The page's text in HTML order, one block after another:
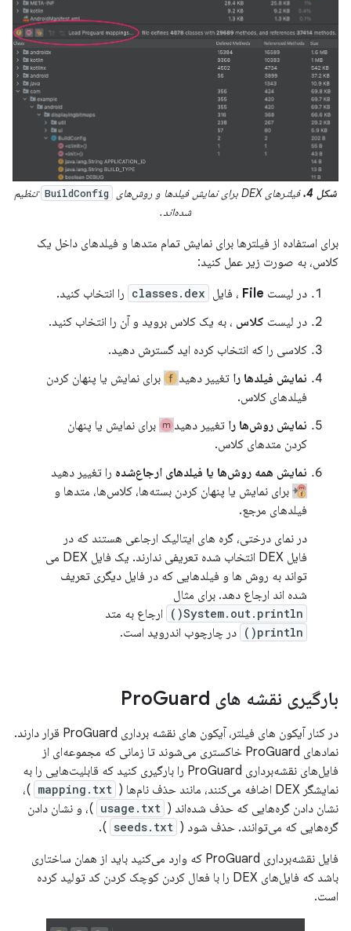
شکل 4. فیلترهای DEX برای نمایش فیلدها و روش‌های BuildConfig تنظیم
شده‌اند.
برای استفاده از فیلترها برای نمایش تمام متدها و فیلدهای داخل یک
کلاس، به صورت زیر عمل کنید:
در لیست File ، فایل classes.dex را انتخاب کنید.
در لیست کلاس ، به یک کلاس بروید و آن را انتخاب کنید.
کلاسی را که انتخاب کرده اید گسترش دهید.
نمایش فیلدها را تغییر دهید
برای نمایش یا پنهان کردن
فیلدهای کلاس.
نمایش روش‌ها را تغییر دهید
برای نمایش یا پنهان
کردن متدهای کلاس.
نمایش همه روش‌ها یا فیلدهای ارجاع‌شده را تغییر دهید
برای نمایش یا پنهان کردن بسته‌ها، کلاس‌ها، متدها و
فیلدهای مرجع.
در نمای درختی، گره های ایتالیک ارجاعی هستند که در
فایل DEX انتخاب شده تعریفی ندارند. یک فایل DEX می
تواند به روش ها و فیلدهایی که در فایل دیگری تعریف
شده اند ارجاع دهد. برای مثال
System.out.println() ارجاع به متد
println() در چارچوب اندروید است.
بارگیری نقشه های Pro Guard
در کنار آیکون های فیلتر، آیکون های نقشه برداری ProGuard قرار دارند.
نمادهای ProGuard خاکستری می‌شوند تا زمانی که مجموعه‌ای از
فایل‌های نقشه‌برداری ProGuard را بارگیری کنید که قابلیت‌هایی را به
نمایشگر DEX اضافه می‌کنند، مانند حذف نام‌ها (
mapping.txt )،
نشان دادن گره‌هایی که حذف شده‌اند ( usage.txt )، و نشان دادن
گره‌هایی که می‌توانند. حذف شود ( seeds.txt
).
فایل نقشه‌برداری ProGuard که وارد می‌کنید باید از همان ساختاری
باشد که فایل‌های DEX را با فعال کردن کوچک کردن کد تولید کرده
است.